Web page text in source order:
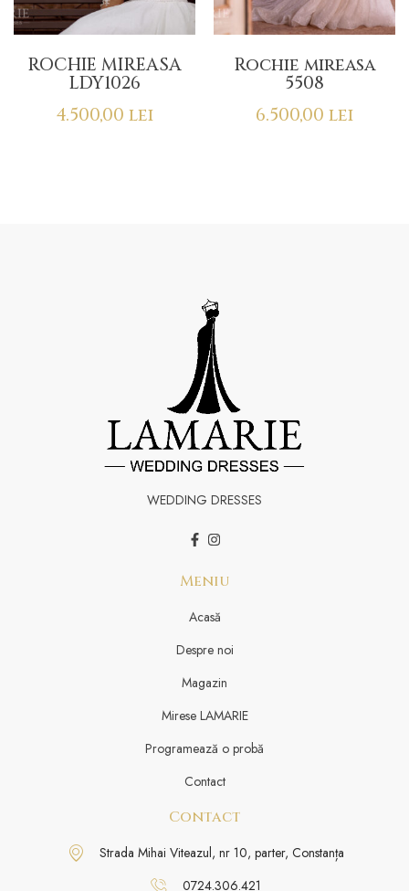
ROCHIE MIREASA
LDY1026
4.500,00 lei
Rochie mireasa
5508
6.500,00 lei
WEDDING DRESSES
Meniu
Acasă
Despre noi
Magazin
Mirese LAMARIE
Programează o probă
Contact
Contact
Strada Mihai Viteazul, nr 10, parter, Constanța
0724.306.421